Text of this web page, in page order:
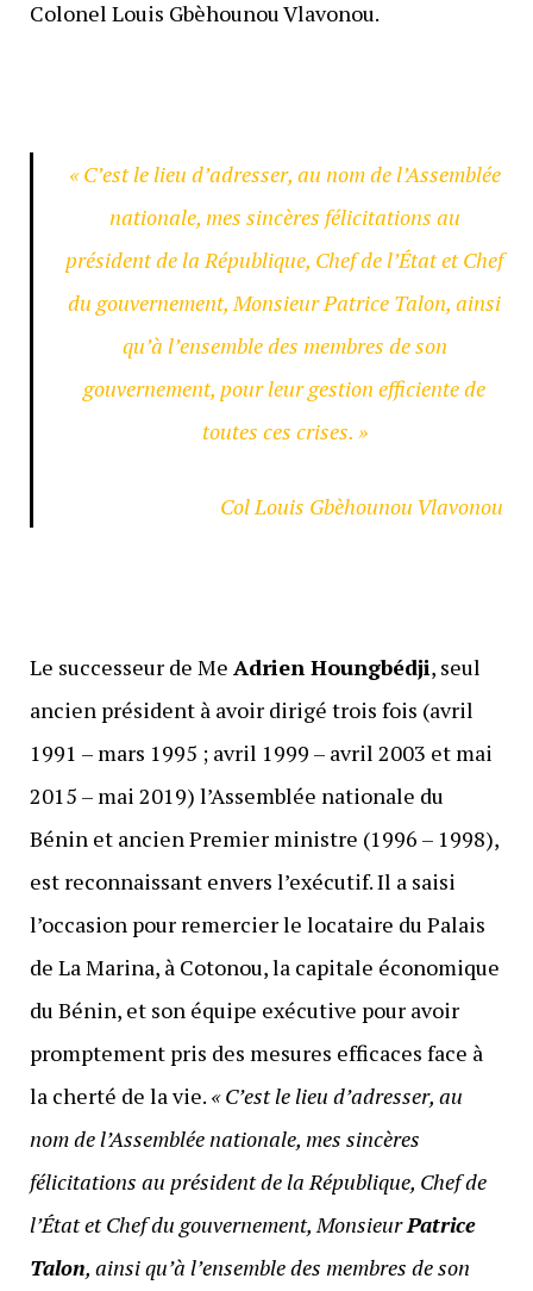
Colonel Louis Gbèhounou Vlavonou.
« C’est le lieu d’adresser, au nom de l’Assemblée
nationale, mes sincères félicitations au
président de la République, Chef de l’État et Chef
du gouvernement, Monsieur Patrice Talon, ainsi
qu’à l’ensemble des membres de son
gouvernement, pour leur gestion efficiente de
toutes ces crises. »
Col Louis Gbèhounou Vlavonou
Le successeur de Me Adrien Houngbédji, seul
ancien président à avoir dirigé trois fois (avril
1991 – mars 1995 ; avril 1999 – avril 2003 et mai
2015 – mai 2019) l’Assemblée nationale du
Bénin et ancien Premier ministre (1996 – 1998),
est reconnaissant envers l’exécutif. Il a saisi
l’occasion pour remercier le locataire du Palais
de La Marina, à Cotonou, la capitale économique
du Bénin, et son équipe exécutive pour avoir
promptement pris des mesures efficaces face à
la cherté de la vie. « C’est le lieu d’adresser, au
nom de l’Assemblée nationale, mes sincères
félicitations au président de la République, Chef de
l’État et Chef du gouvernement, MonsieurPatrice
Talon, ainsi qu’à l’ensemble des membres de son